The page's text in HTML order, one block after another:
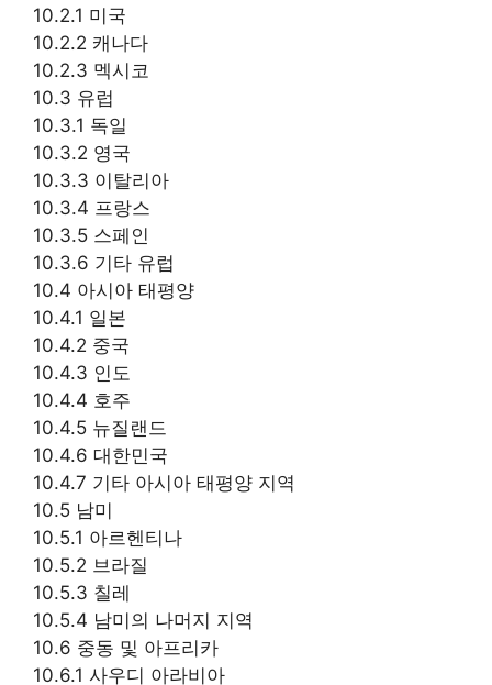
10.2.1 미국
10.2.2 캐나다
10.2.3 멕시코
10.3 유럽
10.3.1 독일
10.3.2 영국
10.3.3 이탈리아
10.3.4 프랑스
10.3.5 스페인
10.3.6 기타 유럽
10.4 아시아 태평양
10.4.1 일본
10.4.2 중국
10.4.3 인도
10.4.4 호주
10.4.5 뉴질랜드
10.4.6 대한민국
10.4.7 기타 아시아 태평양 지역
10.5 남미
10.5.1 아르헨티나
10.5.2 브라질
10.5.3 칠레
10.5.4 남미의 나머지 지역
10.6 중동 및 아프리카
10.6.1 사우디 아라비아